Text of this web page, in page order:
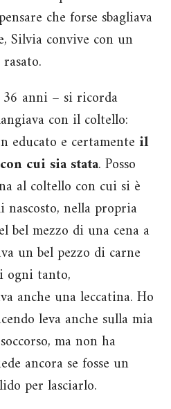
che forse sbagliava
Silvia convive con un
anni – si ricorda
con il coltello:
educato e certamente il
cui sia stata. Posso
al coltello con cui si è
nascosto, nella propria
bel mezzo di una cena a
un bel pezzo di carne
ogni tanto,
anche una leccatina. Ho
leva anche sulla mia
ma non ha
ancora se fosse un
per lasciarlo.